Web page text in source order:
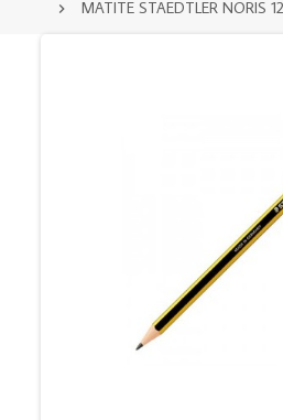
 MATITE STAEDTLER NORIS